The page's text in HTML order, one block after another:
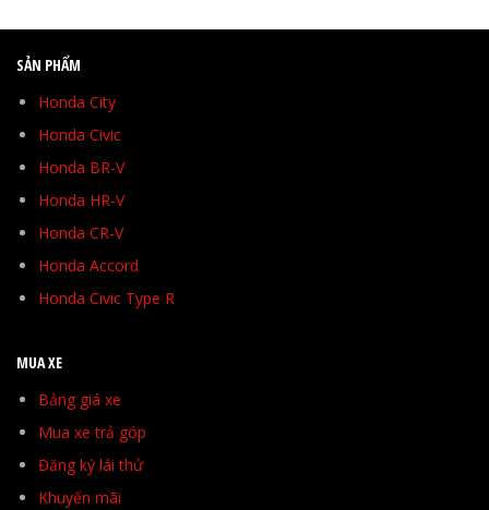
SẢN PHẨM
Honda City
Honda Civic
Honda BR-V
Honda HR-V
Honda CR-V
Honda Accord
Honda Civic Type R
MUA XE
Bảng giá xe
Mua xe trả góp
Đăng ký lái thử
Khuyến mãi